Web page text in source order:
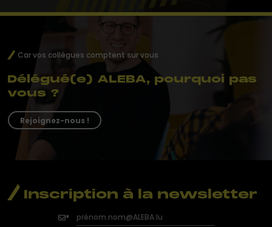
Car vos collègues comptent sur vous
Délégué(e) ALEBA, pourquoi pas
vous ?
Rejoignez-nous !
Inscription à la newsletter